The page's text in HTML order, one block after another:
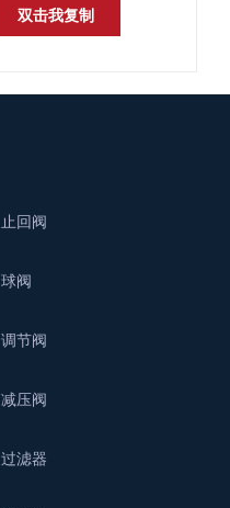
双击我复制
止回阀
球阀
调节阀
减压阀
过滤器